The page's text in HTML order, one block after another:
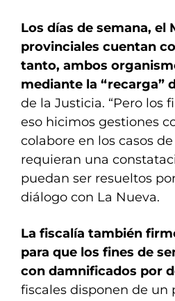
Los días de semana,
provinciales cuentan
tanto, ambos
mediante la “recarga”
de la Justicia. “Pero los
eso hicimos gestiones
colabore en los casos
requieran una
puedan ser resueltos
diálogo con La Nueva.
La fiscalía también
para que los fines de
con damnificados por
fiscales disponen de un